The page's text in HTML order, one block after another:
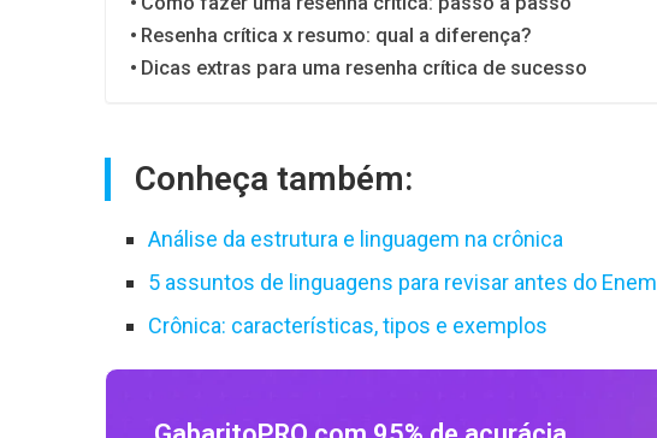
Resenha crítica x resumo: qual a diferença?
Dicas extras para uma resenha crítica de sucesso
Conheça também:
Análise da estrutura e linguagem na crônica
5 assuntos de linguagens para revisar antes do Enem
Crônica: características, tipos e exemplos